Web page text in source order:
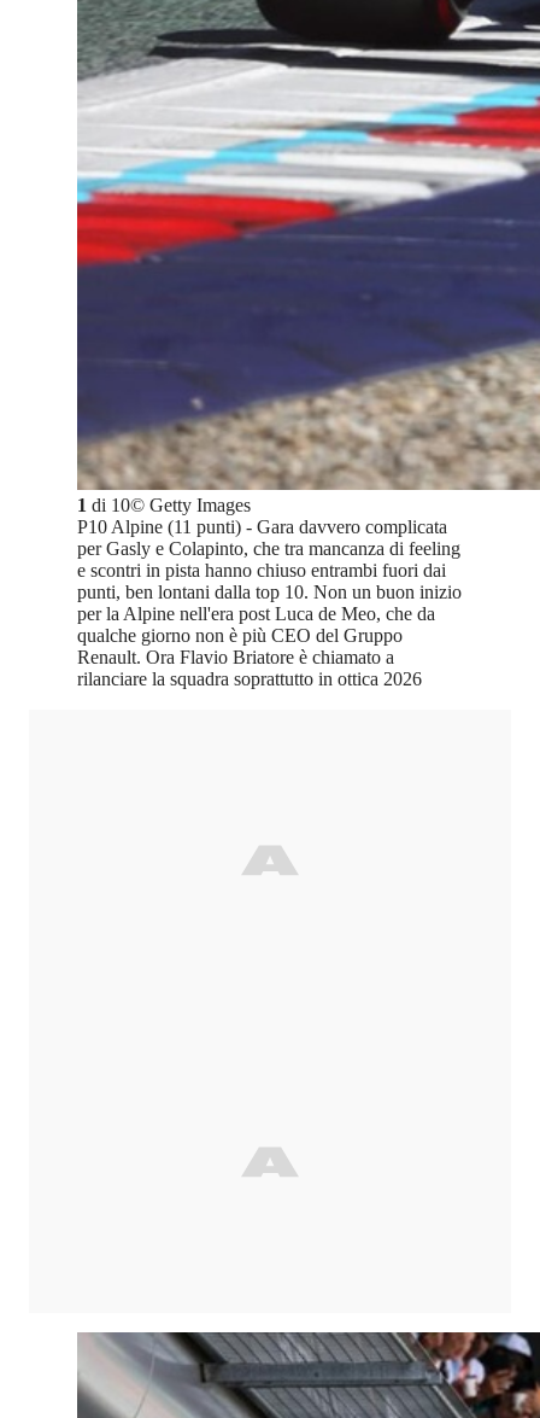
1 di 10© Getty Images
P10 Alpine (11 punti) - Gara davvero complicata
per Gasly e Colapinto, che tra mancanza di feeling
e scontri in pista hanno chiuso entrambi fuori dai
punti, ben lontani dalla top 10. Non un buon inizio
per la Alpine nell'era post Luca de Meo, che da
qualche giorno non è più CEO del Gruppo
Renault. Ora Flavio Briatore è chiamato a
rilanciare la squadra soprattutto in ottica 2026